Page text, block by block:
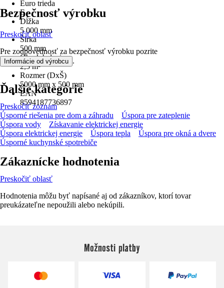
Euro trieda
E
Dĺžka
5 000 mm
Šírka
500 mm
Obsah balenia
2,5 m²
Rozmer (DxŠ)
5000 mm x 500 mm
EAN
8594187736897
Bezpečnosť výrobku
Preskočiť oblasť
Pre zodpovednosť za bezpečnosť výrobku pozrite
Informácie od výrobcu .
Ďalšie kategórie
Preskočiť zoznam
Úsporné riešenia pre dom a záhradu
Úspora pre zateplenie
Úspora vody
Získavanie elektrickej energie
Úspora elektrickej energie
Úspora tepla
Úspora pre okná a dvere
Úsporné kuchynské spotrebiče
Zákaznícke hodnotenia
Preskočiť oblasť
Hodnotenia môžu byť napísané aj od zákazníkov, ktorí tovar
preukázateľne nepoužili alebo nekúpili.
Možnosti platby